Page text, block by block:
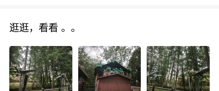
逛逛，看看 。。